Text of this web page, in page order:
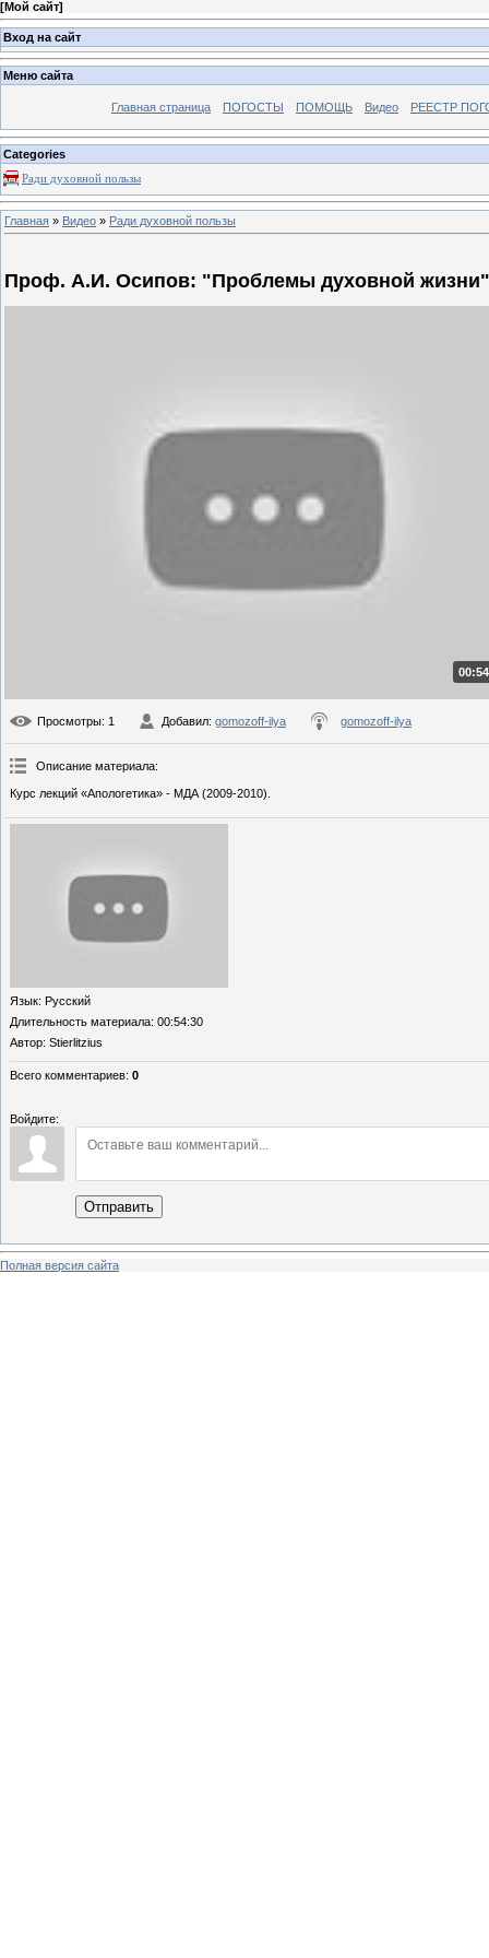
[Мой сайт]
Вход на сайт
Меню сайта
Главная страница ПОГОСТЫ ПОМОЩЬ Видео РЕЕСТР
Categories
Ради духовной пользы
Главная » Видео » Ради духовной пользы
Проф. А.И. Осипов: "Проблемы духовной
Просмотры: 1 Добавил: gomozoff-ilya gomozoff-ilya
Описание материала:
Курс лекций «Апологетика» - МДА (2009-2010).
Язык: Русский
Длительность материала: 00:54:30
Автор: Stierlitzius
Всего комментариев: 0
Войдите:
Отправить
Полная версия сайта